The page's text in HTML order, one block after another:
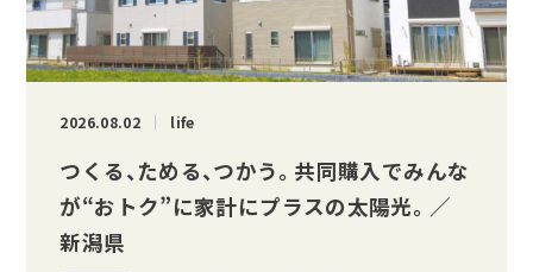
2026.08.02 life
つくる、ためる、つかう。 共同購入でみんな
が“おトク”に家計にプラスの太陽光。 ／
新潟県